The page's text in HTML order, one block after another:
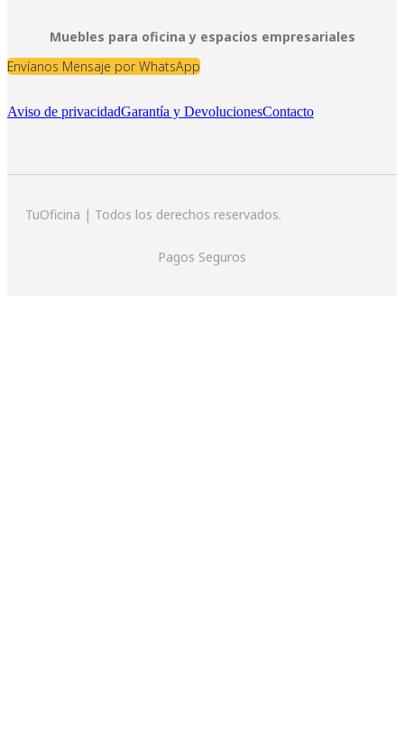
Muebles para oficina y espacios empresariales
Envíanos Mensaje por WhatsApp
Aviso de privacidadGarantía y DevolucionesContacto
TuOficina | Todos los derechos reservados.
Pagos Seguros